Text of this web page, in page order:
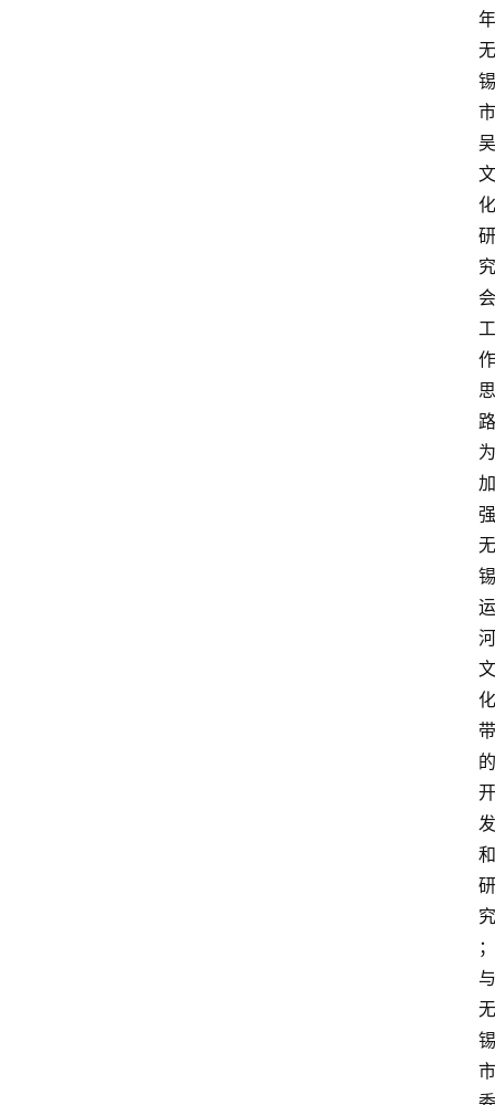
年
无
锡
市
吴
文
化
研
究
会
工
作
思
路
为
加
强
无
锡
运
河
文
化
带
的
开
发
和
研
究
；
与
无
锡
市